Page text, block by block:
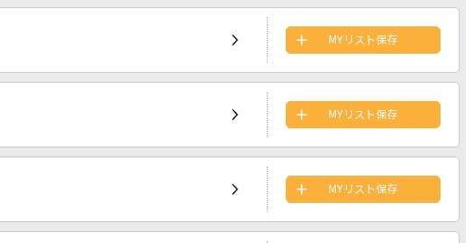
MYリスト保存
MYリスト保存
MYリスト保存